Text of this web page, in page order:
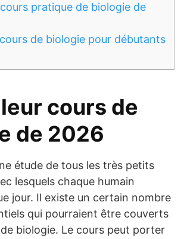
pratique de biologie de
de biologie pour débutants
cours de
de 2026
étude de tous les très petits
lesquels chaque humain
jour. Il existe un certain nombre
qui pourraient être couverts
biologie. Le cours peut porter